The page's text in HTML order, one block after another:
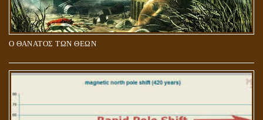
Ο ΘΑΝΑΤΟΣ ΤΩΝ ΘΕΩΝ